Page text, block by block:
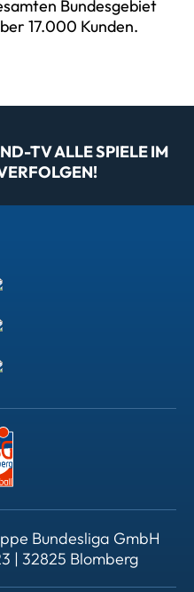
Bundesgebiet
17.000 Kunden.
TV ALLE SPIELE IM
Bundesliga GmbH
| 32825 Blomberg